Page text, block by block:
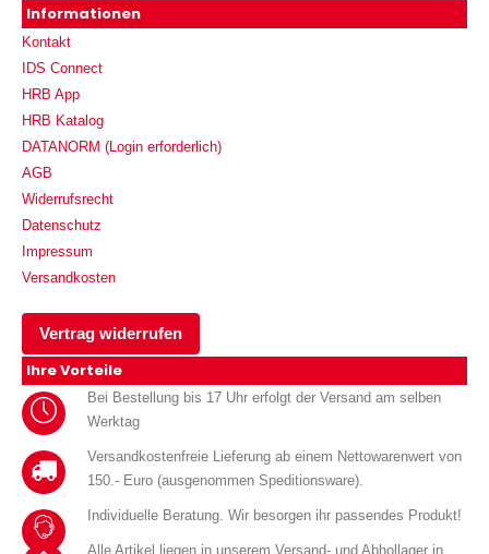
Informationen
Kontakt
IDS Connect
HRB App
HRB Katalog
DATANORM (Login erforderlich)
AGB
Widerrufsrecht
Datenschutz
Impressum
Versandkosten
Vertrag widerrufen
Ihre Vorteile
Bei Bestellung bis 17 Uhr erfolgt der Versand am selben
Werktag
Versandkostenfreie Lieferung ab einem Nettowarenwert von
150.- Euro (ausgenommen Speditionsware).
Individuelle Beratung. Wir besorgen ihr passendes Produkt!
Alle Artikel liegen in unserem Versand- und Abhollager in